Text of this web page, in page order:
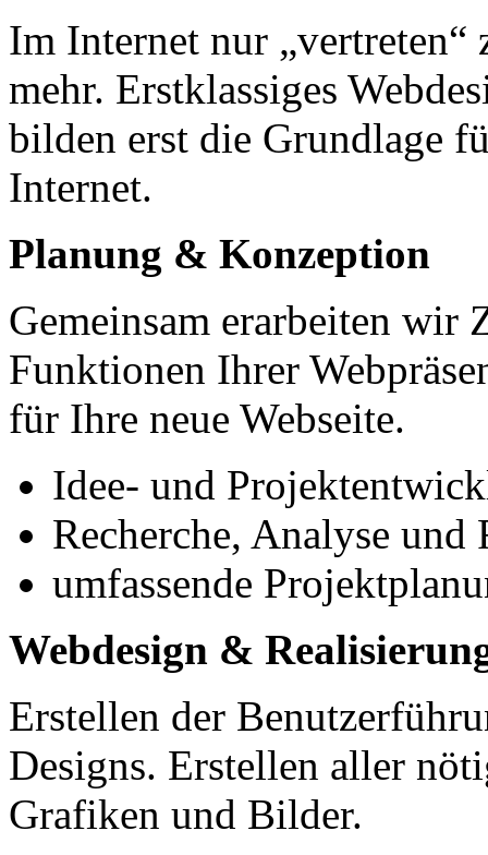
Im Internet nur „vertreten“
mehr. Erstklassiges
bilden erst die Grundlage
Internet.
Planung & Konzeption
Gemeinsam erarbeiten wir
Funktionen Ihrer
für Ihre neue Webseite.
Idee- und
Recherche, Analyse und
umfassende
Webdesign &
Erstellen der
Designs. Erstellen aller
Grafiken und Bilder.